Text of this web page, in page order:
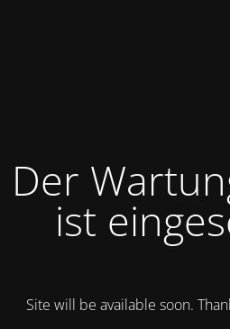
Der
ist
Site will be available soon.